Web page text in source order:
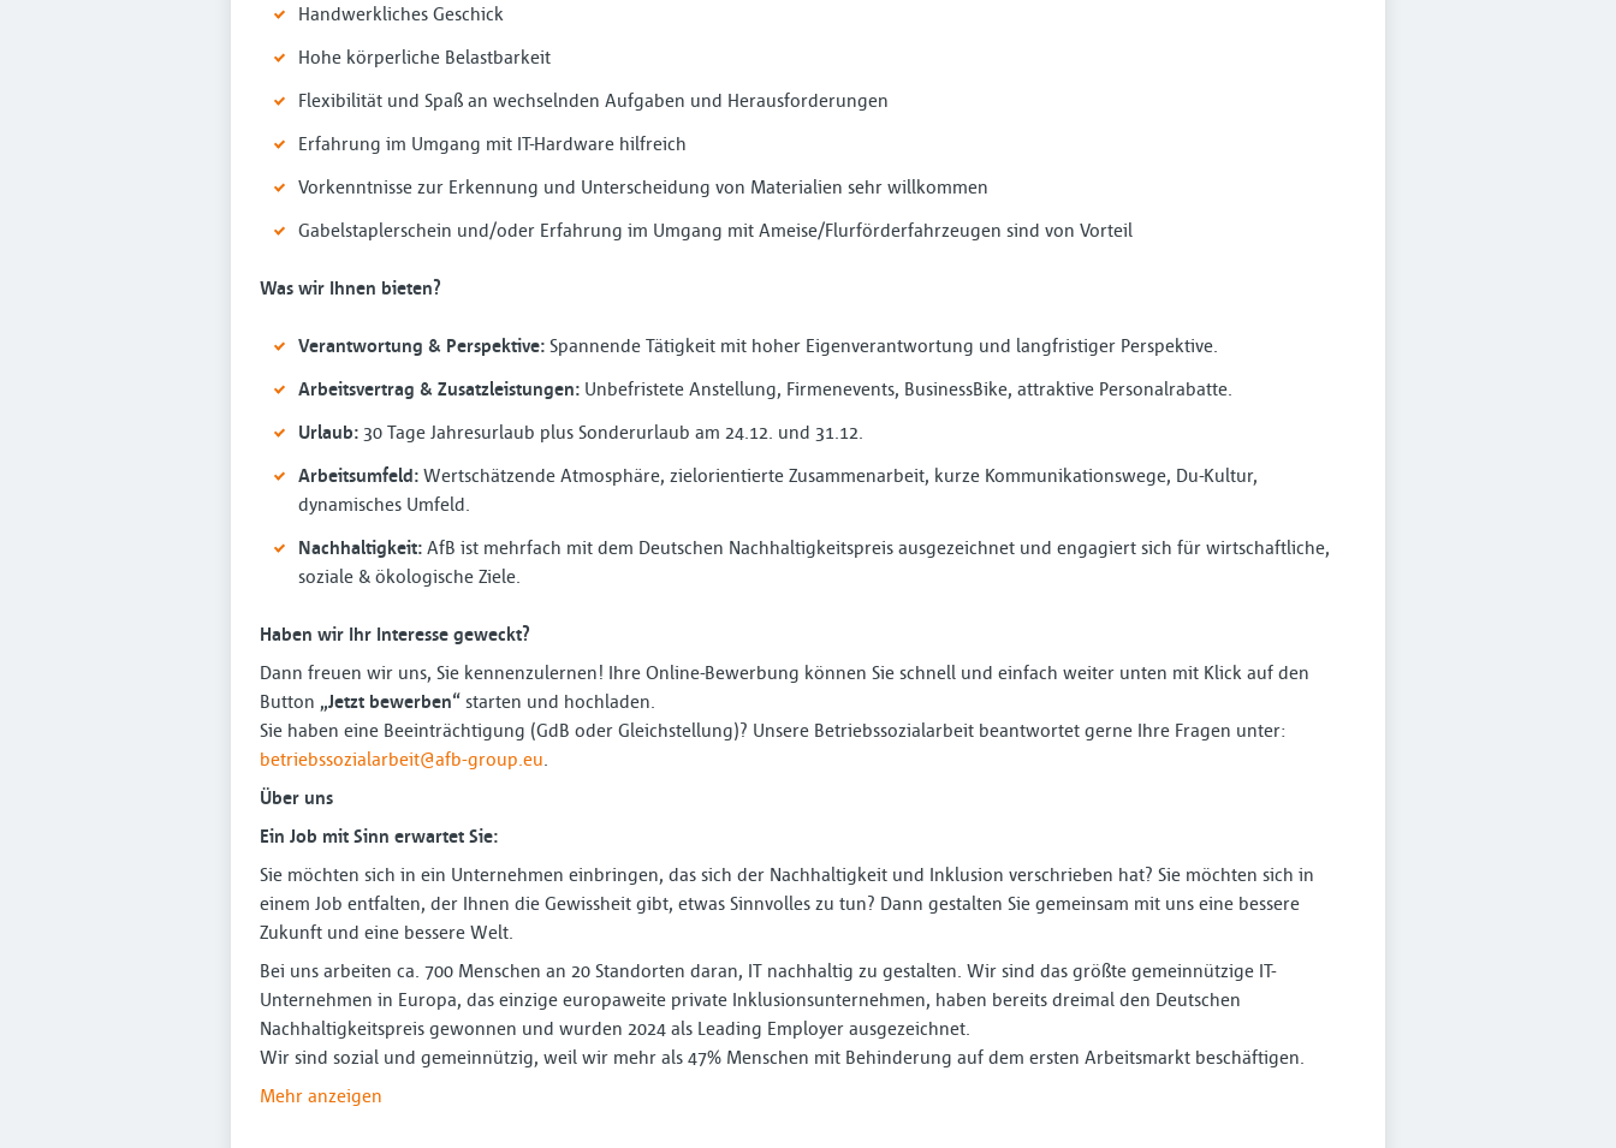
Handwerkliches Geschick
Hohe körperliche Belastbarkeit
Flexibilität und Spaß an wechselnden Aufgaben und Herausforderungen
Erfahrung im Umgang mit IT-Hardware hilfreich
Vorkenntnisse zur Erkennung und Unterscheidung von Materialien sehr willkommen
Gabelstaplerschein und/oder Erfahrung im Umgang mit Ameise/Flurförderfahrzeugen sind von Vorteil
Was wir Ihnen bieten?
Verantwortung & Perspektive: Spannende Tätigkeit mit hoher Eigenverantwortung und langfristiger Perspektive.
Arbeitsvertrag & Zusatzleistungen: Unbefristete Anstellung, Firmenevents, BusinessBike, attraktive Personalrabatte.
Urlaub: 30 Tage Jahresurlaub plus Sonderurlaub am 24.12. und 31.12.
Arbeitsumfeld: Wertschätzende Atmosphäre, zielorientierte Zusammenarbeit, kurze Kommunikationswege, Du-Kultur,
dynamisches Umfeld.
Nachhaltigkeit: AfB ist mehrfach mit dem Deutschen Nachhaltigkeitspreis ausgezeichnet und engagiert sich für wirtschaftliche,
soziale & ökologische Ziele.
Haben wir Ihr Interesse geweckt?
Dann freuen wir uns, Sie kennenzulernen! Ihre Online-Bewerbung können Sie schnell und einfach weiter unten mit Klick auf den
Button „Jetzt bewerben“ starten und hochladen.
Sie haben eine Beeinträchtigung (GdB oder Gleichstellung)? Unsere Betriebssozialarbeit beantwortet gerne Ihre Fragen unter:
betriebssozialarbeit@afb-group.eu.
Über uns
Ein Job mit Sinn erwartet Sie:
Sie möchten sich in ein Unternehmen einbringen, das sich der Nachhaltigkeit und Inklusion verschrieben hat? Sie möchten sich in
einem Job entfalten, der Ihnen die Gewissheit gibt, etwas Sinnvolles zu tun? Dann gestalten Sie gemeinsam mit uns eine bessere
Zukunft und eine bessere Welt.
Bei uns arbeiten ca. 700 Menschen an 20 Standorten daran, IT nachhaltig zu gestalten. Wir sind das größte gemeinnützige IT-
Unternehmen in Europa, das einzige europaweite private Inklusionsunternehmen, haben bereits dreimal den Deutschen
Nachhaltigkeitspreis gewonnen und wurden 2024 als Leading Employer ausgezeichnet.
Wir sind sozial und gemeinnützig, weil wir mehr als 47% Menschen mit Behinderung auf dem ersten Arbeitsmarkt beschäftigen.
Mehr anzeigen